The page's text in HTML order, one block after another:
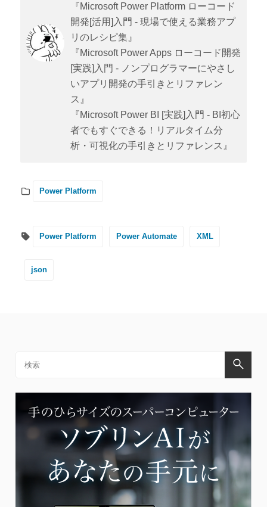
『Microsoft Power Platform ローコード
開発[活用]入門 - 現場で使える業務アプ
リのレシピ集』
『Microsoft Power Apps ローコード開発
[実践]入門 - ノンプログラマーにやさし
いアプリ開発の手引きとリファレン
ス』
『Microsoft Power BI [実践]入門 - BI初心
者でもすぐできる！リアルタイム分
析・可視化の手引きとリファレンス』
Power Platform
Power Platform Power Automate XML
json